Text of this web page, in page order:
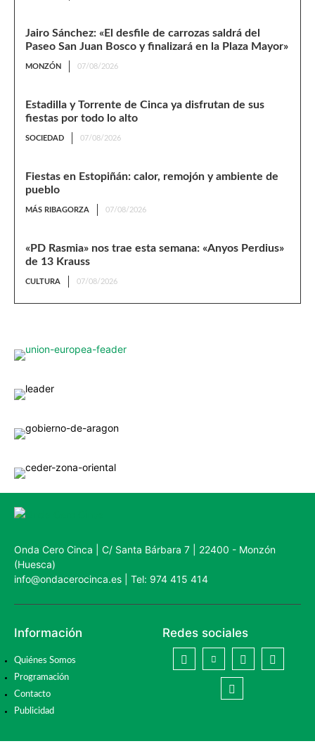
Jairo Sánchez: «El desfile de carrozas saldrá del
Paseo San Juan Bosco y finalizará en la Plaza Mayor»
MONZÓN 07/08/2026
Estadilla y Torrente de Cinca ya disfrutan de sus
fiestas por todo lo alto
SOCIEDAD 07/08/2026
Fiestas en Estopiñán: calor, remojón y ambiente de
pueblo
MÁS RIBAGORZA 07/08/2026
«PD Rasmia» nos trae esta semana: «Anyos Perdius»
de 13 Krauss
CULTURA 07/08/2026
Onda Cero Cinca | C/ Santa Bárbara 7 | 22400 - Monzón
(Huesca)
info@ondacerocinca.es | Tel: 974 415 414
Información
Quiénes Somos
Programación
Contacto
Publicidad
Redes sociales